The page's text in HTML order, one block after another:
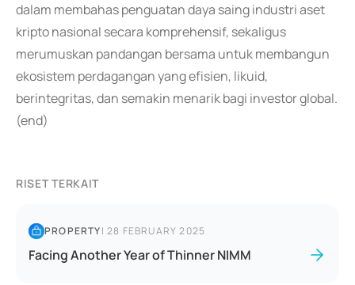
dalam membahas penguatan daya saing industri aset
kripto nasional secara komprehensif, sekaligus
merumuskan pandangan bersama untuk membangun
ekosistem perdagangan yang efisien, likuid,
berintegritas, dan semakin menarik bagi investor global.
(end)
RISET TERKAIT
PROPERTY|28 FEBRUARY 2025
Facing Another Year of Thinner NIMM